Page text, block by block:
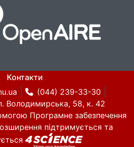
Контакти
(044) 239-33-30
Володимирська, 58, к. 42
Програмне забезпечення
підтримується та